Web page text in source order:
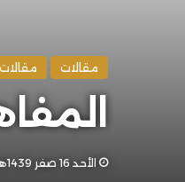
مقالات
الأحد 16 صفر 1439هـ 5-11-2017م